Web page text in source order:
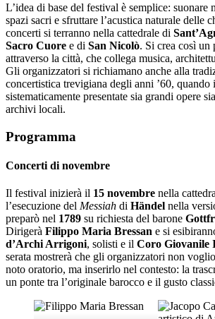
L’idea di base del festival è semplice: suonare
spazi sacri e sfruttare l’acustica naturale delle
concerti si terranno nella cattedrale di
Sacro Cuore e di San Nicolò. Si crea così un
attraverso la città, che collega musica,
Gli organizzatori si richiamano anche alla
concertistica trevigiana degli anni ’60,
sistematicamente presentate sia grandi opere
archivi locali.
Programma
Concerti di novembre
Il festival inizierà il 15 novembre nella
l’esecuzione del Messiah di Händel nella
preparò nel 1789 su richiesta del barone
Dirigerà Filippo Maria Bressan e si
d’Archi Arrigoni, solisti e il Coro Giovanile
serata mostrerà che gli organizzatori non
noto oratorio, ma inserirlo nel contesto: la
un ponte tra l’originale barocco e il gusto